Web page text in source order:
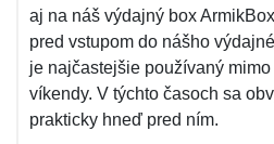
aj na náš výdajný box
pred vstupom do nášho
je najčastejšie používaný
víkendy. V týchto časoch sa
prakticky hneď pred ním.